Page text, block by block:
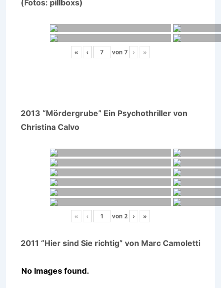
(Fotos: pillboxs)
« ‹ von 7 › »
2013 “Mördergrube” Ein Psychothriller von
Christina Calvo
« ‹ von 2 › »
2011 “Hier sind Sie richtig” von Marc Camoletti
No Images found.